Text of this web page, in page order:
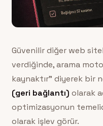
Güvenilir diğer web
verdiğinde, arama
kaynaktır” diyerek bir
(geri bağlantı) olarak
optimizasyonun
olarak işlev görür.